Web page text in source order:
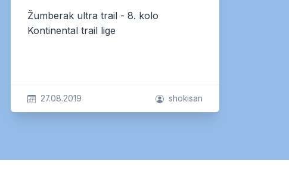
Žumberak ultra trail - 8. kolo
Kontinental trail lige
27.08.2019 shokisan